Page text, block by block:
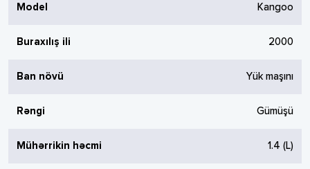
Model Kangoo
Buraxılış ili 2000
Ban növü Yük maşını
Rəngi Gümüşü
Mühərrikin həcmi 1.4 (L)